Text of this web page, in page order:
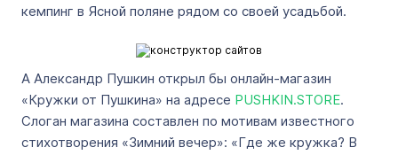
кемпинг в Ясной поляне рядом со своей усадьбой.
А Александр Пушкин открыл бы онлайн-магазин
«Кружки от Пушкина» на адресе PUSHKIN.STORE.
Слоган магазина составлен по мотивам известного
стихотворения «Зимний вечер»: «Где же кружка? В